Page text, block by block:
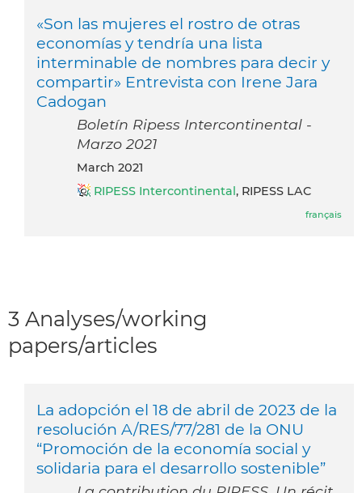
«Son las mujeres el rostro de otras
economías y tendría una lista
interminable de nombres para decir y
compartir» Entrevista con Irene Jara
Cadogan
Boletín Ripess Intercontinental -
Marzo 2021
March 2021
RIPESS Intercontinental, RIPESS LAC
français
3 Analyses/working
papers/articles
La adopción el 18 de abril de 2023 de la
resolución A/RES/77/281 de la ONU
“Promoción de la economía social y
solidaria para el desarrollo sostenible”